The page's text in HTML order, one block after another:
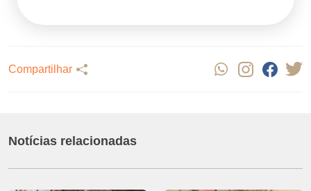
Compartilhar
Notícias relacionadas